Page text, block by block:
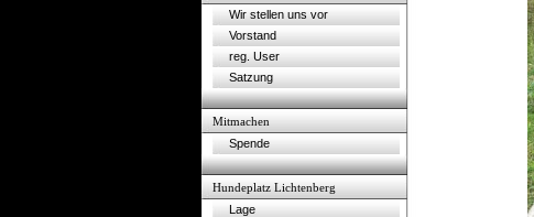
Wir stellen uns vor
Vorstand
reg. User
Satzung
Mitmachen
Spende
Hundeplatz Lichtenberg
Lage